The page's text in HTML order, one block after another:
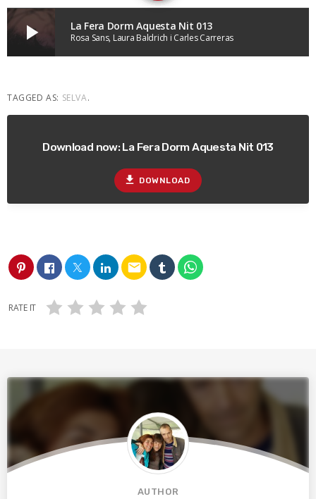
play_arrow La Fera Dorm Aquesta Nit 013
Rosa Sans, Laura Baldrich i Carles Carreras
TAGGED AS: SELVA.
Download now: La Fera Dorm Aquesta Nit 013
file_download DOWNLOAD
email
RATE IT
AUTHOR